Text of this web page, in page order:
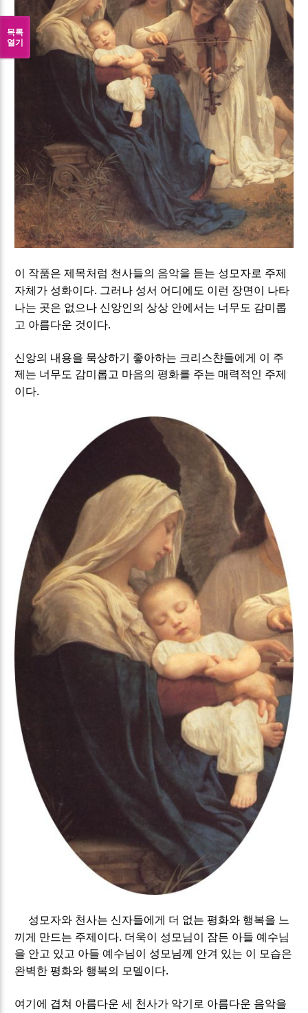
이 작품은 제목처럼 천사들의 음악을 듣는 성모자로 주제
자체가 성화이다. 그러나 성서 어디에도 이런 장면이 나타
나는 곳은 없으나 신앙인의 상상 안에서는 너무도 감미롭
고 아름다운 것이다.
신앙의 내용을 묵상하기 좋아하는 크리스챤들에게 이 주
제는 너무도 감미롭고 마음의 평화를 주는 매력적인 주제
이다.
성모자와 천사는 신자들에게 더 없는 평화와 행복을 느
끼게 만드는 주제이다. 더욱이 성모님이 잠든 아들 예수님
을 안고 있고 아들 예수님이 성모님께 안겨 있는 이 모습은
완벽한 평화와 행복의 모델이다.
여기에 겹쳐 아름다운 세 천사가 악기로 아름다운 음악을
목록
열기